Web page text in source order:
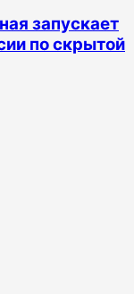
запускает
по скрытой